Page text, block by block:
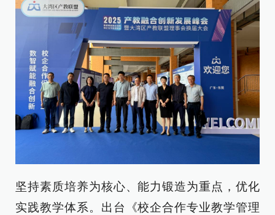
坚持素质培养为核心、能力锻造为重点，优化
实践教学体系。出台《校企合作专业教学管理